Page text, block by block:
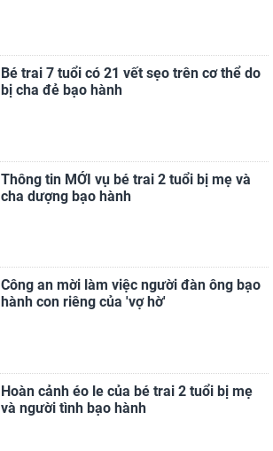
Bé trai 7 tuổi có 21 vết sẹo trên cơ thể do
bị cha đẻ bạo hành
Thông tin MỚI vụ bé trai 2 tuổi bị mẹ và
cha dượng bạo hành
Công an mời làm việc người đàn ông bạo
hành con riêng của 'vợ hờ'
Hoàn cảnh éo le của bé trai 2 tuổi bị mẹ
và người tình bạo hành